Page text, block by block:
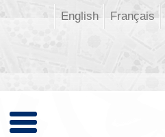
Français
English